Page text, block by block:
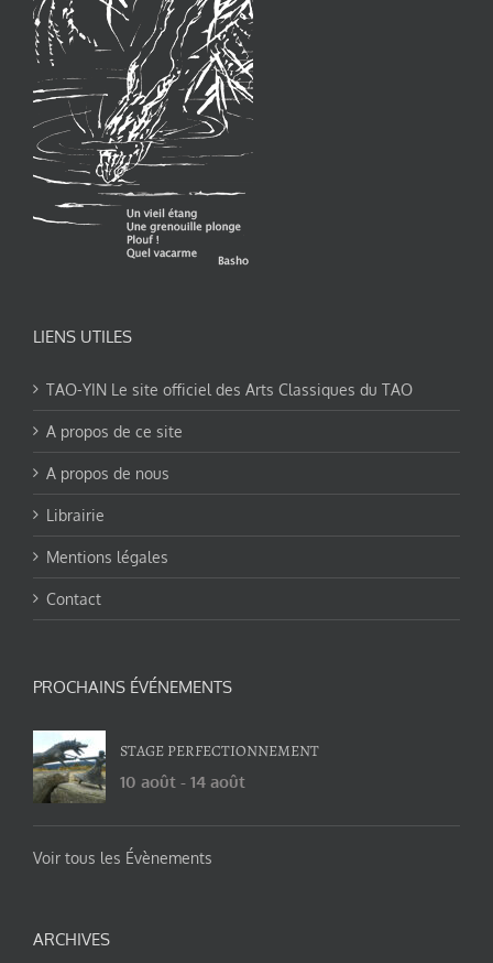
LIENS UTILES
TAO-YIN Le site officiel des Arts Classiques du TAO
A propos de ce site
A propos de nous
Librairie
Mentions légales
Contact
PROCHAINS ÉVÉNEMENTS
STAGE PERFECTIONNEMENT
10 août - 14 août
Voir tous les Évènements
ARCHIVES